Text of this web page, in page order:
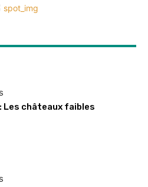
Les châteaux faibles